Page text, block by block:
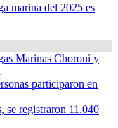
marina del 2025 es
Marinas Choroní y
participaron en
se registraron 11.040